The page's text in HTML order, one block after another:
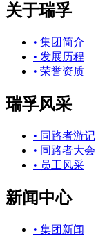
关于瑞孚
• 集团简介
• 发展历程
• 荣誉资质
瑞孚风采
• 同路者游记
• 同路者大会
• 员工风采
新闻中心
• 集团新闻